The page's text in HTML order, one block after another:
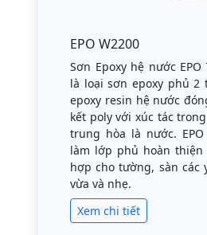
EPO W2200
Sơn Epoxy hệ nước EPO
là loại sơn epoxy phủ 2
epoxy resin hệ nước
kết poly với xúc tác
trung hòa là nước.
làm lớp phủ hoàn
hợp cho tường, sàn các
vừa và nhẹ.
Xem chi tiết